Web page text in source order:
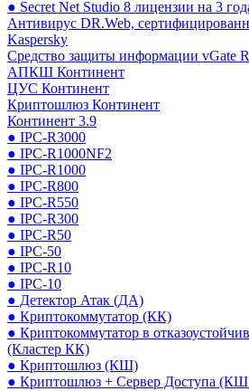
● Secret Net Studio 8 лицензии на 3
Антивирус DR.Web,
Kaspersky
Средство защиты информации vGate
АПКШ Континент
ЦУС Континент
Криптошлюз Континент
Континент 3.9
● IPC-R3000
● IPC-R1000NF2
● IPC-R1000
● IPC-R800
● IPC-R550
● IPC-R300
● IPC-R50
● IPC-50
● IPC-R10
● IPC-10
● Детектор Атак (ДА)
● Криптокоммутатор (КК)
● Криптокоммутатор в
(Кластер КК)
● Криптошлюз (КШ)
● Криптошлюз + Сервер Доступа